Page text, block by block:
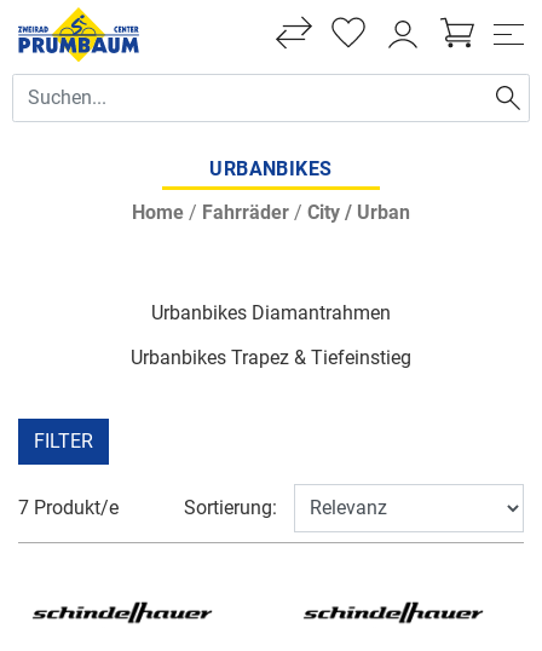
URBANBIKES
Home / Fahrräder / City / Urban
Urbanbikes Diamantrahmen
Urbanbikes Trapez & Tiefeinstieg
FILTER
7 Produkt/e Sortierung: